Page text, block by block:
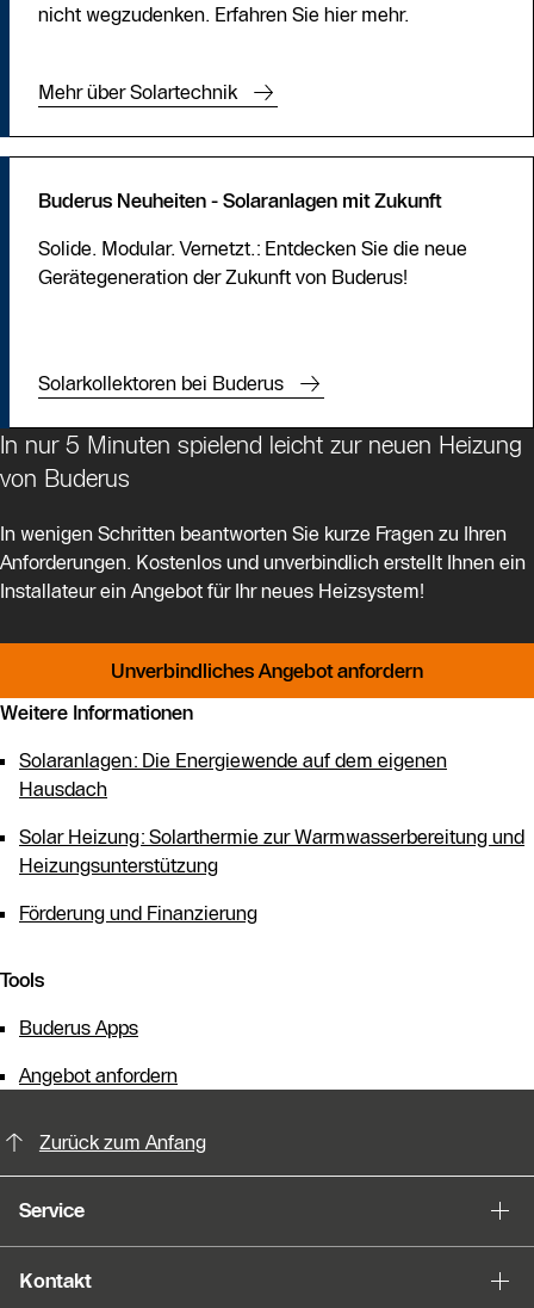
nicht wegzudenken. Erfahren Sie hier mehr.
Mehr über Solartechnik
Buderus Neuheiten - Solaranlagen mit Zukunft
Solide. Modular. Vernetzt.: Entdecken Sie die neue
Gerätegeneration der Zukunft von Buderus!
Solarkollektoren bei Buderus
In nur 5 Minuten spielend leicht zur neuen Heizung
von Buderus
In wenigen Schritten beantworten Sie kurze Fragen zu Ihren
Anforderungen. Kostenlos und unverbindlich erstellt Ihnen ein
Installateur ein Angebot für Ihr neues Heizsystem!
Unverbindliches Angebot anfordern
Weitere Informationen
Solaranlagen: Die Energiewende auf dem eigenen
Hausdach
Solar Heizung: Solarthermie zur Warmwasserbereitung und
Heizungsunterstützung
Förderung und Finanzierung
Tools
Buderus Apps
Angebot anfordern
Zurück zum Anfang
Service
Kontakt